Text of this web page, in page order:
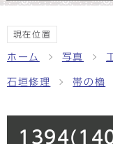
現在位置
ホーム 写真
石垣修理 帯の櫓